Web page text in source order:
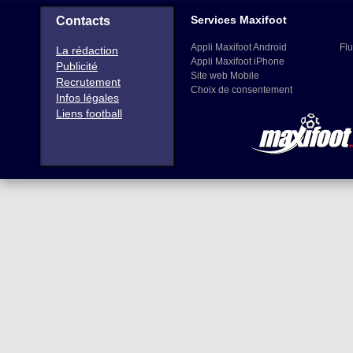
Contacts
La rédaction
Publicité
Recrutement
Infos légales
Liens football
Services Maxifoot
Appli Maxifoot Android
Appli Maxifoot iPhone
Site web Mobile
Choix de consentement